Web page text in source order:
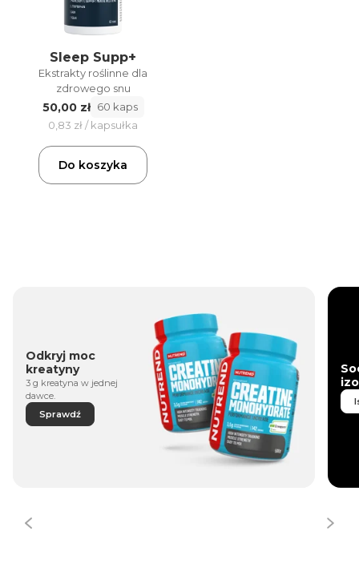
Sleep Supp+
Ekstrakty roślinne dla
zdrowego snu
50,00 zł 60 kaps
0,83 zł / kapsułka
Do koszyka
Odkryj moc
kreatyny
3 g kreatyna w jednej
dawce.
Sprawdź